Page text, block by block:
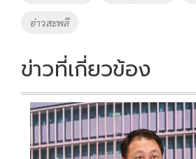
อ่าวสะพลี
ข่าวที่เกี่ยวข้อง